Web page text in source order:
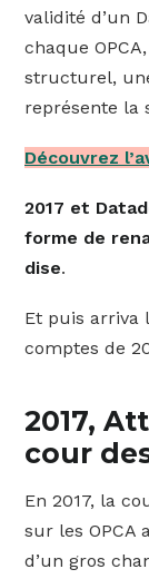
validité d’un
chaque
structurel,
représente la
Découvrez
2017 et
forme de
dise.
Et puis arriva
comptes de
2017,
cour
En 2017, la
sur les OPCA
d’un gros